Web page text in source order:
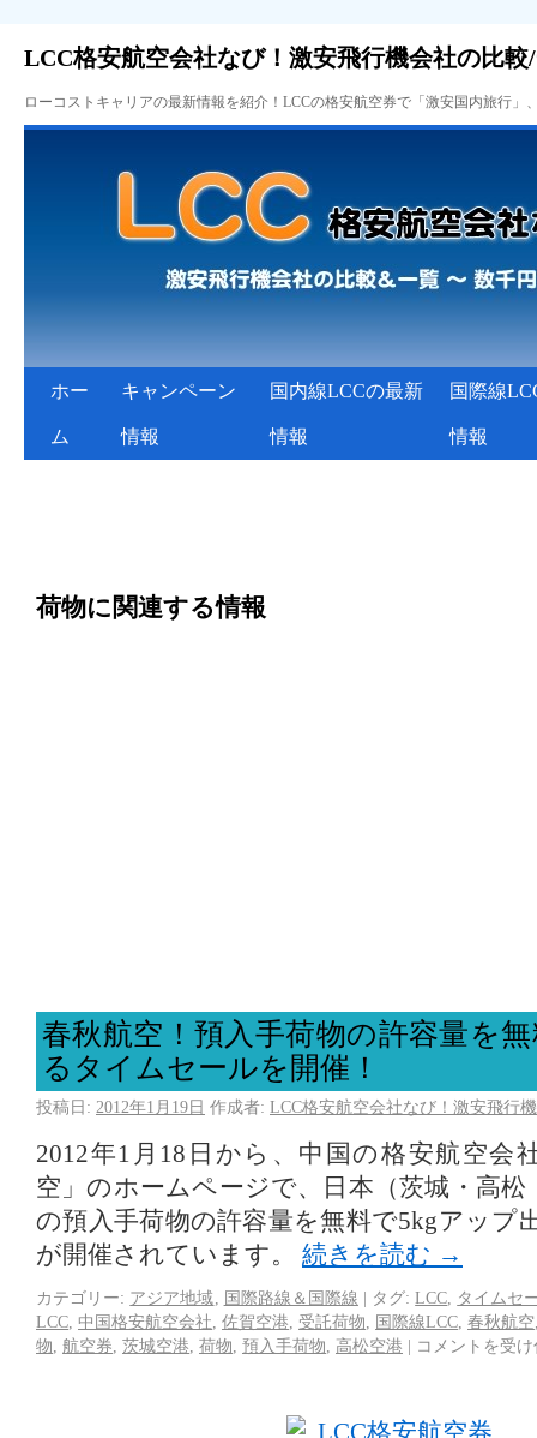
LCC格安航空会社なび！激安飛行機会社の比較
ローコストキャリアの最新情報を紹介！LCCの格安航空券で「激安国内旅行
ホー
ム
キャンペーン
情報
国内線LCCの最新
情報
国際線
情報
荷物に関連する情報
春秋航空！預入手荷物の許容量を
るタイムセールを開催！
投稿日: 2012年1月19日 作成者: LCC格安航空会社なび！激安飛行
2012年1月18日から、中国の格安航空会
空」のホームページで、日本（茨城・高松
の預入手荷物の許容量を無料で5kgアップ
が開催されています。 続きを読む →
カテゴリー: アジア地域 国際路線＆国際線 | タグ: LCC
タイムセ
LCC 中国格安航空会社 佐賀空港 受託荷物 国際線LCC 春秋航空
物 航空券 茨城空港 荷物 預入手荷物 高松空港 | コメントを受